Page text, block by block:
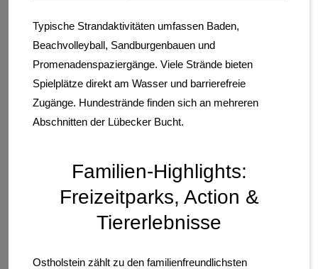
Typische Strandaktivitäten umfassen Baden,
Beachvolleyball, Sandburgenbauen und
Promenadenspaziergänge. Viele Strände bieten
Spielplätze direkt am Wasser und barrierefreie
Zugänge. Hundestrände finden sich an mehreren
Abschnitten der Lübecker Bucht.
Familien-Highlights:
Freizeitparks, Action &
Tiererlebnisse
Ostholstein zählt zu den familienfreundlichsten